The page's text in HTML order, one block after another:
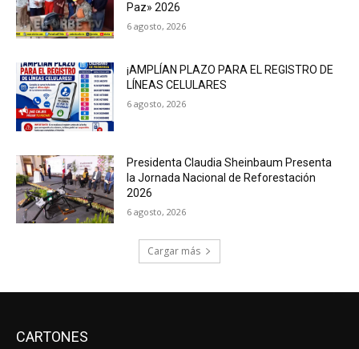
Paz» 2026
6 agosto, 2026
¡AMPLÍAN PLAZO PARA EL REGISTRO DE
LÍNEAS CELULARES
6 agosto, 2026
Presidenta Claudia Sheinbaum Presenta
la Jornada Nacional de Reforestación
2026
6 agosto, 2026
Cargar más
CARTONES